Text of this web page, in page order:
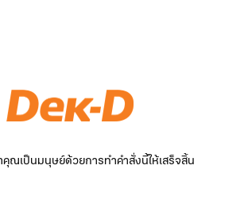
ณเป็นมนุษย์ด้วยการทำคำสั่งนี้ให้เสร็จสิ้น